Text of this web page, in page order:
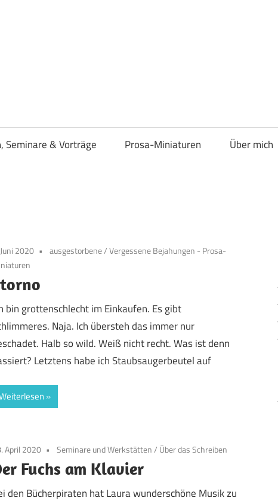
Seminare & Vorträge Prosa-Miniaturen Über mich
2020 ausgestorbene/Vergessene Bejahungen - Prosa-
bin grottenschlecht im Einkaufen. Es gibt
Naja. Ich übersteh das immer nur
Halb so wild. Weiß nicht recht. Was ist denn
Letztens habe ich Staubsaugerbeutel auf
April 2020 Seminare und Werkstätten/ Über das Schreiben
Fuchs am Klavier
den Bücherpiraten hat Laura wunderschöne Musik zu